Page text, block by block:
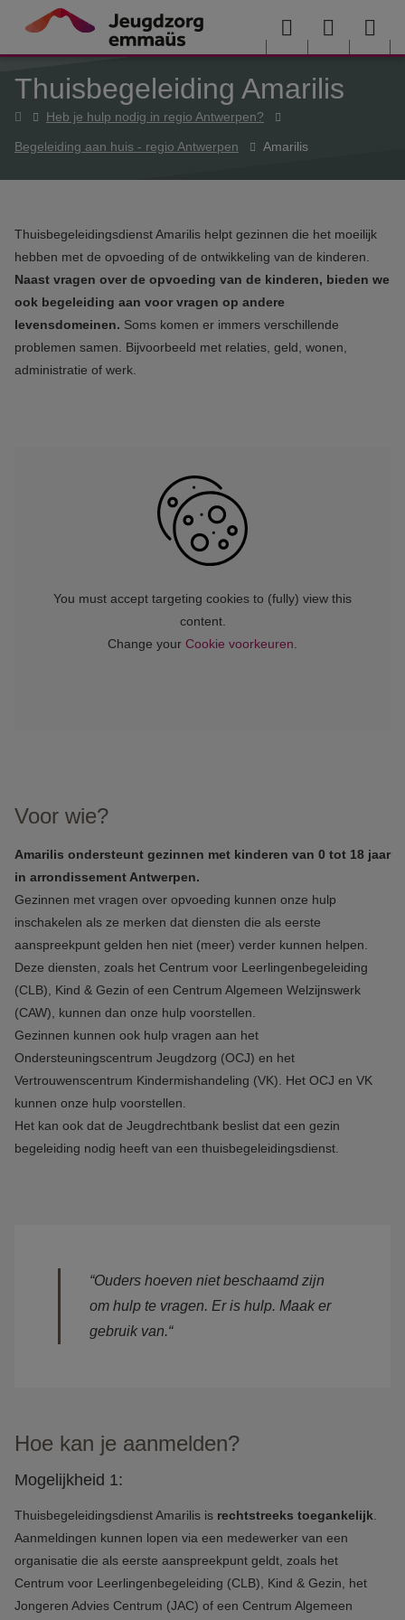
Overslaan en naar de inhoud gaan
Menu User
menu
Thuisbegeleiding Amarilis
HomeHeb je hulp nodig in regio Antwerpen?
Begeleiding aan huis - regio Antwerpen Amarilis
Thuisbegeleidingsdienst Amarilis helpt gezinnen die het moeilijk
hebben met de opvoeding of de ontwikkeling van de kinderen.
Naast vragen over de opvoeding van de kinderen, bieden we
ook begeleiding aan voor vragen op andere
levensdomeinen. Soms komen er immers verschillende
problemen samen. Bijvoorbeeld met relaties, geld, wonen,
administratie of werk.
Voor wie?
Amarilis ondersteunt gezinnen met kinderen van 0 tot 18 jaar
in arrondissement Antwerpen.
Gezinnen met vragen over opvoeding kunnen onze hulp
inschakelen als ze merken dat diensten die als eerste
aanspreekpunt gelden hen niet (meer) verder kunnen helpen.
Deze diensten, zoals het Centrum voor Leerlingenbegeleiding
(CLB), Kind & Gezin of een Centrum Algemeen Welzijnswerk
(CAW), kunnen dan onze hulp voorstellen.
Gezinnen kunnen ook hulp vragen aan het
Ondersteuningscentrum Jeugdzorg (OCJ) en het
Vertrouwenscentrum Kindermishandeling (VK). Het OCJ en VK
kunnen onze hulp voorstellen.
Het kan ook dat de Jeugdrechtbank beslist dat een gezin
begeleiding nodig heeft van een thuisbegeleidingsdienst.
“Ouders hoeven niet beschaamd zijn
om hulp te vragen. Er is hulp. Maak er
gebruik van.“
Hoe kan je aanmelden?
Mogelijkheid 1:
Thuisbegeleidingsdienst Amarilis is rechtstreeks toegankelijk
Aanmeldingen kunnen lopen via een medewerker van een
organisatie die als eerste aanspreekpunt geldt, zoals het
Centrum voor Leerlingenbegeleiding (CLB), Kind & Gezin, het
Jongeren Advies Centrum (JAC) of een Centrum Algemeen